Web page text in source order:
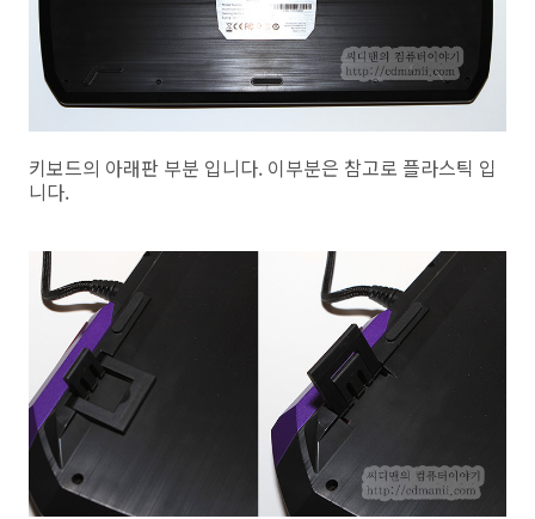
키보드의 아래판 부분 입니다. 이부분은 참고로 플라스틱 입
니다.